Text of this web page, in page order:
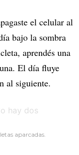
el celular al
bajo la sombra
aprendés una
El día fluye
al siguiente.
aparcadas.